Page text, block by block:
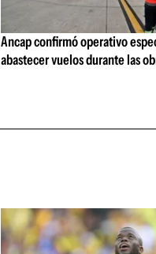
Ancap confirmó operativo
abastecer vuelos durante las